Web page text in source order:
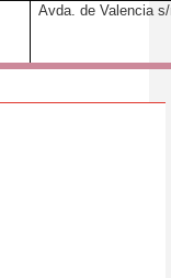
Avda. de Valencia